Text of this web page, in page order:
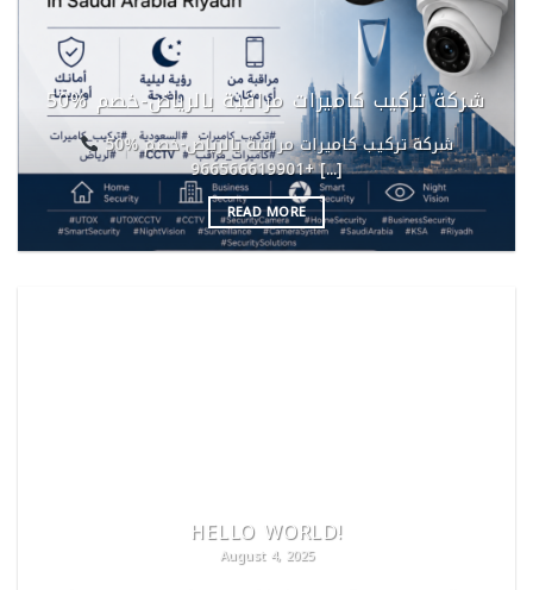
شركة تركيب كاميرات مراقبة بالرياض-خصم %50
شركة تركيب كاميرات مراقبة بالرياض-خصم %50
+966566619901 [...]
READ MORE
HELLO WORLD!
August 4, 2025